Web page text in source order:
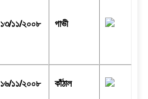
১৩/১১/২০০৮ গাভী
১৬/১১/২০০৮ কাঁঠাল